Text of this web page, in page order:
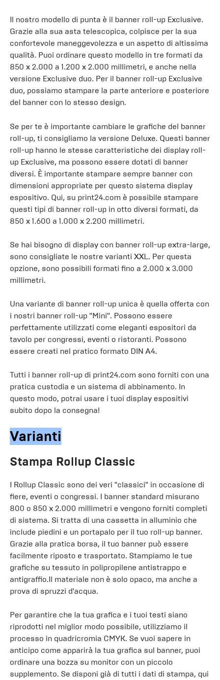
Il nostro modello di punta è il banner roll-up Exclusive.
Grazie alla sua asta telescopica, colpisce per la sua
confortevole maneggevolezza e un aspetto di altissima
qualità. Puoi ordinare questo modello in tre formati da
850 x 2.000 a 1.200 x 2.000 millimetri, e anche nella
versione Exclusive duo. Per il banner roll-up Exclusive
duo, possiamo stampare la parte anteriore e posteriore
del banner con lo stesso design.
Se per te è importante cambiare le grafiche del banner
roll-up, ti consigliamo la versione Deluxe. Questi banner
roll-up hanno le stesse caratteristiche dei display roll-
up Exclusive, ma possono essere dotati di banner
diversi. È importante stampare sempre banner con
dimensioni appropriate per questo sistema display
espositivo. Qui, su print24.com è possibile stampare
questi tipi di banner roll-up in otto diversi formati, da
850 x 1.600 a 1.000 x 2.200 millimetri.
Se hai bisogno di display con banner roll-up extra-large,
sono consigliate le nostre varianti XXL. Per questa
opzione, sono possibili formati fino a 2.000 x 3.000
millimetri.
Una variante di banner roll-up unica è quella offerta con
i nostri banner roll-up "Mini". Possono essere
perfettamente utilizzati come eleganti espositori da
tavolo per congressi, eventi o ristoranti. Possono
essere creati nel pratico formato DIN A4.
Tutti i banner roll-up di print24.com sono forniti con una
pratica custodia e un sistema di abbinamento. In
questo modo, potrai usare i tuoi display espositivi
subito dopo la consegna!
Varianti
Stampa Rollup Classic
I Rollup Classic sono dei veri "classici" in occasione di
fiere, eventi o congressi. I banner standard misurano
800 o 850 x 2.000 millimetri e vengono forniti completi
di sistema. Si tratta di una cassetta in alluminio che
include piedini e un portapalo per il tuo roll-up banner.
Grazie alla pratica borsa, il tuo banner può essere
facilmente riposto e trasportato. Stampiamo le tue
grafiche su tessuto in polipropilene antistrappo e
antigraffio.Il materiale non è solo opaco, ma anche a
prova di spruzzi d'acqua.
Per garantire che la tua grafica e i tuoi testi siano
riprodotti nel miglior modo possibile, utilizziamo il
processo in quadricromia CMYK. Se vuoi sapere in
anticipo come apparirà la tua grafica sul banner, puoi
ordinare una bozza su monitor con un piccolo
supplemento. Se disponi già di tutti i dati di stampa, qui